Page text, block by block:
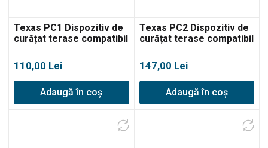
Texas PC1 Dispozitiv de
curățat terase compatibil
HTR
110,00 Lei
Adaugă în coș
Texas PC2 Dispozitiv de
curățat terase compatibil
HTR
147,00 Lei
Adaugă în coș